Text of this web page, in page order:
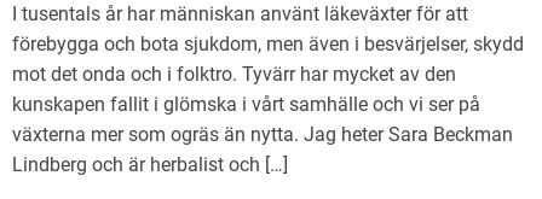
I tusentals år har människan använt läkeväxter för att
förebygga och bota sjukdom, men även i besvärjelser, skydd
mot det onda och i folktro. Tyvärr har mycket av den
kunskapen fallit i glömska i vårt samhälle och vi ser på
växterna mer som ogräs än nytta. Jag heter Sara Beckman
Lindberg och är herbalist och […]